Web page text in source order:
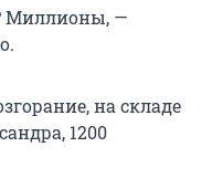
Миллионы, —
на складе
1200